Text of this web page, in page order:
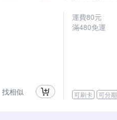
找相似
運費80元
滿480免運
可刷卡 可分期